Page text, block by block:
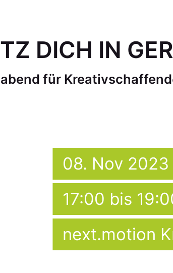
DICH IN
für
08. Nov 2023
17:00 bis
next.motion